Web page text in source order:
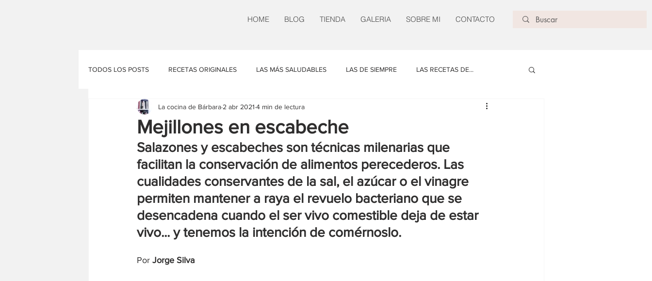
HOME BLOG TIENDA GALERIA SOBRE MI CONTACTO
TODOS LOS POSTS RECETAS ORIGINALES LAS MÁS SALUDABLES LAS DE SIEMPRE LAS RECETAS DE...
EL RINCÓN DE VINYET EL PAN NUESTRO UN POCO DE TODO
Mejillones en escabeche
La cocina de Bárbara 2 abr 2021 4 min de lectura
Salazones y escabeches son técnicas milenarias que
facilitan la conservación de alimentos perecederos. Las
cualidades conservantes de la sal, el azúcar o el vinagre
permiten mantener a raya el revuelo bacteriano que se
desencadena cuando el ser vivo comestible deja de estar
vivo... y tenemos la intención de comérnoslo.
Por Jorge Silva